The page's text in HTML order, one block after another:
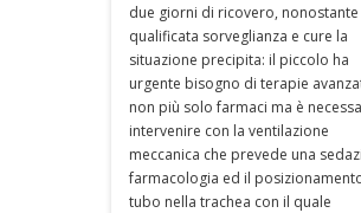
due giorni di ricovero, nonostante
qualificata sorveglianza e cure la
situazione precipita: il piccolo ha
urgente bisogno di terapie
non più solo farmaci ma è
intervenire con la ventilazione
meccanica che prevede una
farmacologia ed il
tubo nella trachea con il quale